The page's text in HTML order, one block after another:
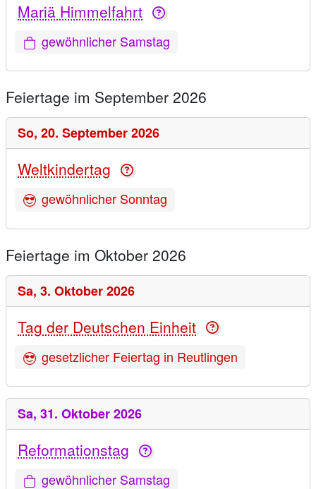
Mariä Himmelfahrt
gewöhnlicher Samstag
Feiertage im September 2026
So, 20. September 2026
Weltkindertag
gewöhnlicher Sonntag
Feiertage im Oktober 2026
Sa, 3. Oktober 2026
Tag der Deutschen Einheit
gesetzlicher Feiertag in Reutlingen
Sa, 31. Oktober 2026
Reformationstag
gewöhnlicher Samstag